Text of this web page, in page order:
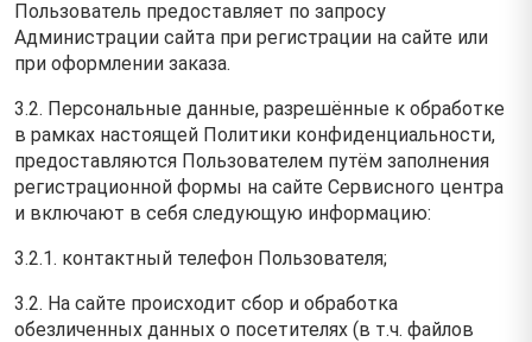
Пользователь предоставляет по запросу
Администрации сайта при регистрации на сайте или
при оформлении заказа.
3.2. Персональные данные, разрешённые к обработке
в рамках настоящей Политики конфиденциальности,
предоставляются Пользователем путём заполнения
регистрационной формы на cайте Сервисного центра
и включают в себя следующую информацию:
3.2.1. контактный телефон Пользователя;
3.2. На сайте происходит сбор и обработка
обезличенных данных о посетителях (в т.ч. файлов